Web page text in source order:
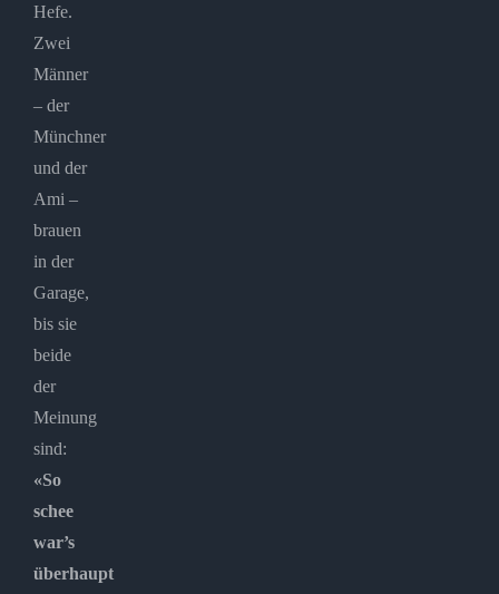
Hefe.
Zwei
Männer
– der
Münchner
und der
Ami –
brauen
in der
Garage,
bis sie
beide
der
Meinung
sind:
«So
schee
war’s
überhaupt